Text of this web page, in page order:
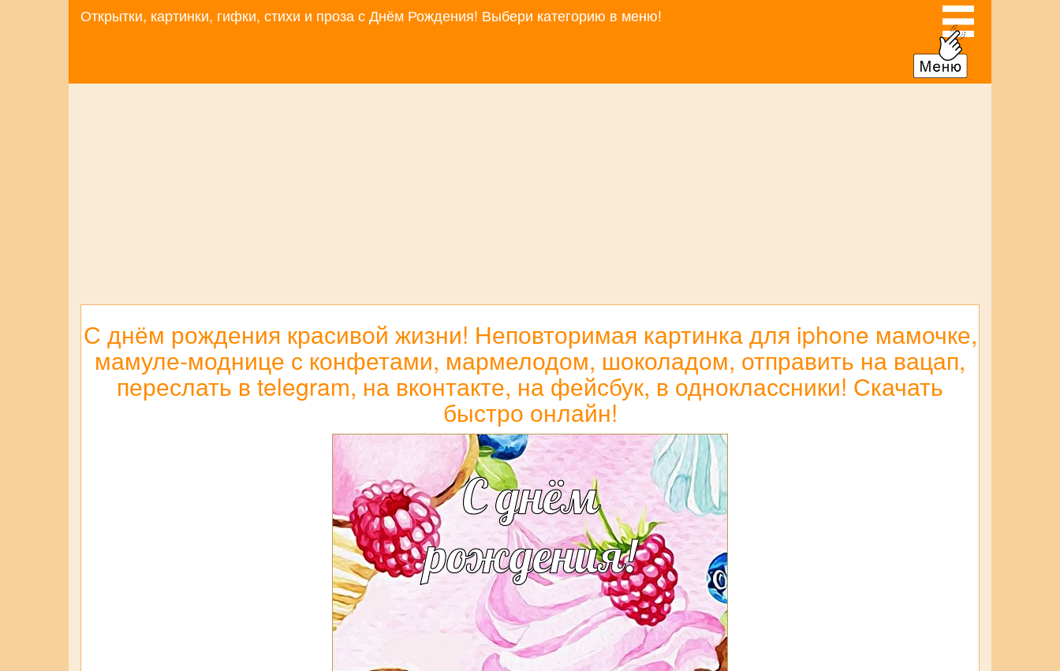
Открытки, картинки, гифки, стихи и проза с Днём Рождения! Выбери категорию в меню!
С днём рождения красивой жизни! Неповторимая картинка для iphone мамочке,
мамуле-моднице с конфетами, мармелодом, шоколадом, отправить на вацап,
переслать в telegram, на вконтакте, на фейсбук, в одноклассники! Скачать
быстро онлайн!